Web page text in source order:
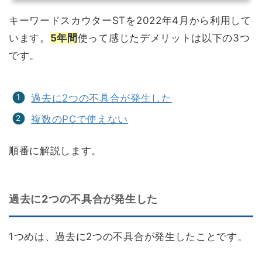
キーワードスカウターSTを2022年4月から利用して
います。 5年間使って感じたデメリットは以下の3つ
です。
過去に2つの不具合が発生した
複数のPCで使えない
順番に解説します。
過去に2つの不具合が発生した
1つめは、過去に2つの不具合が発生したことです。